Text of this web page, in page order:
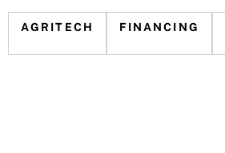
AGRITECH FINANCING